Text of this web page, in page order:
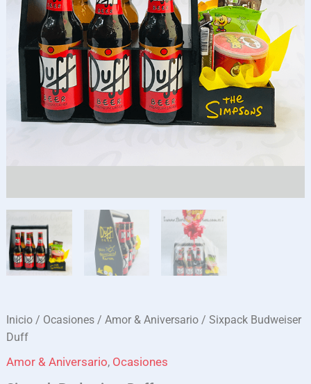
Inicio / Ocasiones /Amor & Aniversario / Sixpack Budweiser
Duff
Amor & Aniversario, Ocasiones